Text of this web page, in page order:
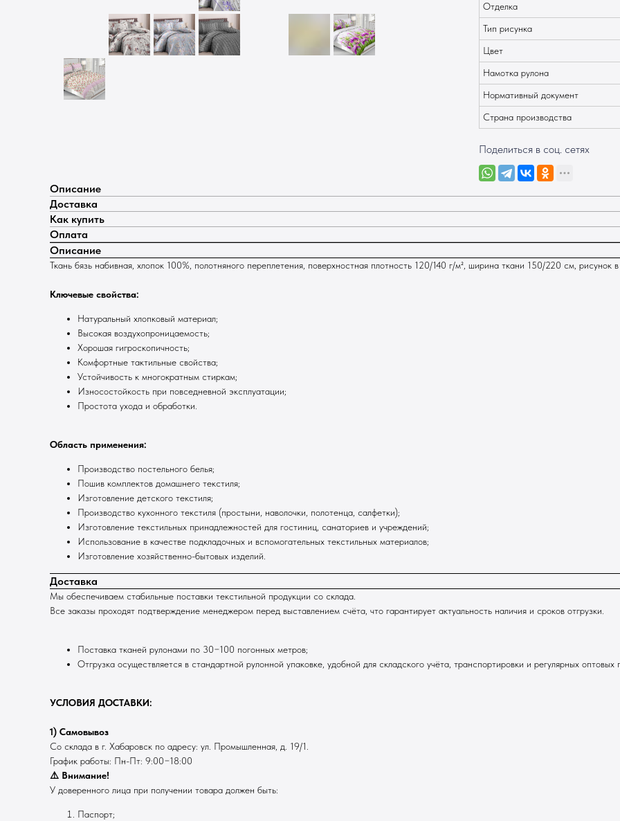
Отделка
Тип рисунка
Цвет
Намотка рулона
Нормативный документ
Страна производства
Поделиться в соц. сетях
Описание
Доставка
Как купить
Оплата
Описание
Ткань бязь набивная, хлопок 100%, полотняного переплетения, поверхностная плотность 120/140 г/м², ширина ткани 150/220 см,
Ключевые свойства:
Натуральный хлопковый материал;
Высокая воздухопроницаемость;
Хорошая гигроскопичность;
Комфортные тактильные свойства;
Устойчивость к многократным стиркам;
Износостойкость при повседневной эксплуатации;
Простота ухода и обработки.
Область применения:
Производство постельного белья;
Пошив комплектов домашнего текстиля;
Изготовление детского текстиля;
Производство кухонного текстиля (простыни, наволочки, полотенца, салфетки);
Изготовление текстильных принадлежностей для гостиниц, санаториев и учреждений;
Использование в качестве подкладочных и вспомогательных текстильных материалов;
Изготовление хозяйственно-бытовых изделий.
Доставка
Мы обеспечиваем стабильные поставки текстильной продукции со склада.
Все заказы проходят подтверждение менеджером перед выставлением счёта, что гарантирует актуальность наличия и сроков отгрузки.
Поставка тканей рулонами по 30−100 погонных метров;
Отгрузка осуществляется в стандартной рулонной упаковке, удобной для складского учёта, транспортировки и регулярных оптовых
УСЛОВИЯ ДОСТАВКИ:
1) Самовывоз
Со склада в г. Хабаровск по адресу: ул. Промышленная, д. 19/1.
График работы: Пн-Пт: 9:00−18:00
⚠️ Внимание!
У доверенного лица при получении товара должен быть:
Паспорт;